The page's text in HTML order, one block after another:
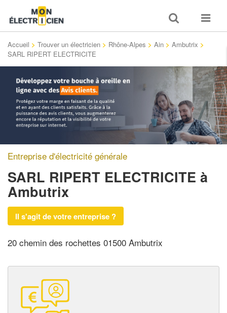
Toggle
search
Toggle
Accueil > Trouver un électricien > Rhône-Alpes > Ain > Ambutrix >
SARL RIPERT ELECTRICITE
Entreprise d'électricité générale
SARL RIPERT ELECTRICITE à
Ambutrix
Il s'agit de votre entreprise ?
20 chemin des rochettes 01500 Ambutrix